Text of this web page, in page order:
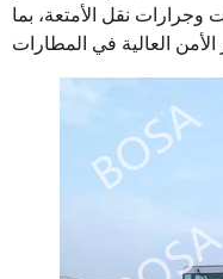
وجرارات نقل الأمتعة، بما